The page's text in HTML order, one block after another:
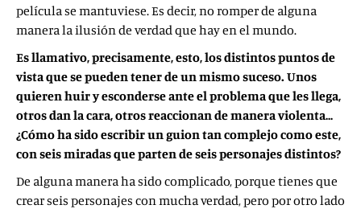
película se mantuviese. Es decir, no romper de alguna
manera la ilusión de verdad que hay en el mundo.
Es llamativo, precisamente, esto, los distintos puntos de
vista que se pueden tener de un mismo suceso. Unos
quieren huir y esconderse ante el problema que les llega,
otros dan la cara, otros reaccionan de manera violenta…
¿Cómo ha sido escribir un guion tan complejo como este,
con seis miradas que parten de seis personajes distintos?
De alguna manera ha sido complicado, porque tienes que
crear seis personajes con mucha verdad, pero por otro lado